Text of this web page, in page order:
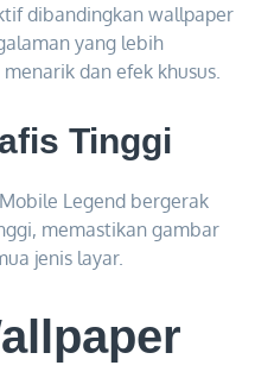
dibandingkan wallpaper
yang lebih
dan efek khusus.
Tinggi
Legend bergerak
memastikan gambar
jenis layar.